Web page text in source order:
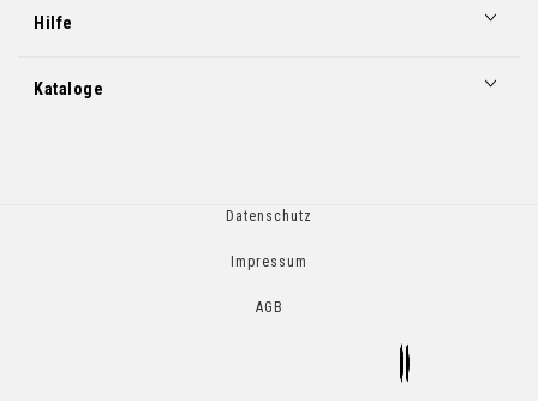
Hilfe
Kataloge
Datenschutz
Impressum
AGB